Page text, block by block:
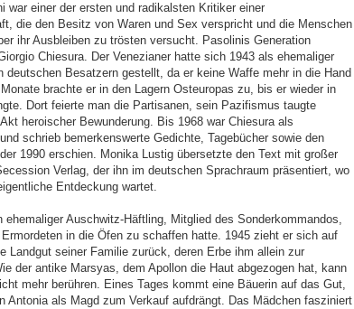
war einer der ersten und radikalsten Kritiker einer
die den Besitz von Waren und Sex verspricht und die Menschen
ihr Ausbleiben zu trösten versucht. Pasolinis Generation
Chiesura. Der Venezianer hatte sich 1943 als ehemaliger
deutschen Besatzern gestellt, da er keine Waffe mehr in die Hand
brachte er in den Lagern Osteuropas zu, bis er wieder in
Dort feierte man die Partisanen, sein Pazifismus taugte
heroischer Bewunderung. Bis 1968 war Chiesura als
schrieb bemerkenswerte Gedichte, Tagebücher sowie den
der 1990 erschien. Monika Lustig übersetzte den Text mit großer
Verlag, der ihn im deutschen Sprachraum präsentiert, wo
Entdeckung wartet.
ehemaliger Auschwitz-Häftling, Mitglied des Sonderkommandos,
in die Öfen zu schaffen hatte. 1945 zieht er sich auf
Landgut seiner Familie zurück, deren Erbe ihm allein zur
der antike Marsyas, dem Apollon die Haut abgezogen hat, kann
mehr berühren. Eines Tages kommt eine Bäuerin auf das Gut,
Antonia als Magd zum Verkauf aufdrängt. Das Mädchen fasziniert